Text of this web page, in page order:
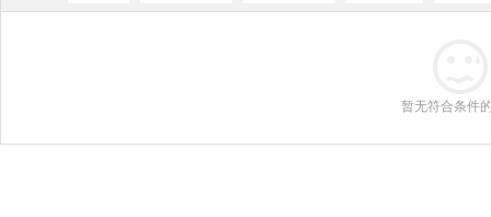
暂无符合条件